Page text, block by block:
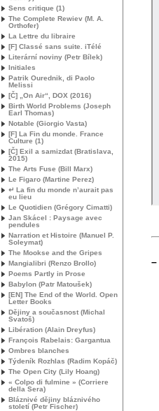
–
Sens critique (1)
The Complete Rewiev (M. A.
Orthofer)
La Lettre du libraire
[F] Classé sans suite. iTélé
Literární noviny (Petr Bílek)
Initiales
Patrik Ourednik, di Paolo
Melissi
[Č] „On Air“, DOX (2016)
Birth World Problems (Joseph
Earl Thomas)
Notable (Giorgio Vasta)
[F] La Fin du monde. France
Culture (1)
[Č] Exil a samizdat (Bratislava,
2015)
The Arts Fuse (Bill Marx)
Le Figaro (Martine Perez)
↵ La fin du monde n’aurait pas
eu lieu
Le Quotidien (Grégory Cimatti)
Jan Skácel : Paysage avec
pendules
Narration et Histoire (Manuel P.
Soleymat)
The Mookse and the Gripes
Mangialibri (Renzo Brollo)
Poems Partly in Prose
Babylon (Patr Matoušek)
[EN] The End of the World. Open
Letter Books
Dějiny a současnost (Michal
Svatoš)
Libération (Alain Dreyfus)
François Rabelais: Gargantua
Ombres blanches
Týdeník Rozhlas (Radim Kopáč)
The Open City (Lily Hoang)
« Colpo di fulmine » (Corriere
della Sera)
Bláznivé dějiny bláznivého
století (Petr Fischer)